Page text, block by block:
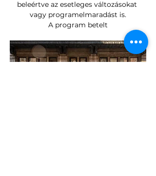
beleértve az esetleges változásokat
vagy programelmaradást is.
A program betelt